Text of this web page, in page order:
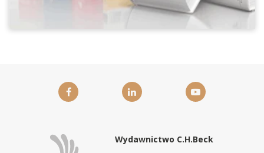
Wydawnictwo C.H.Beck